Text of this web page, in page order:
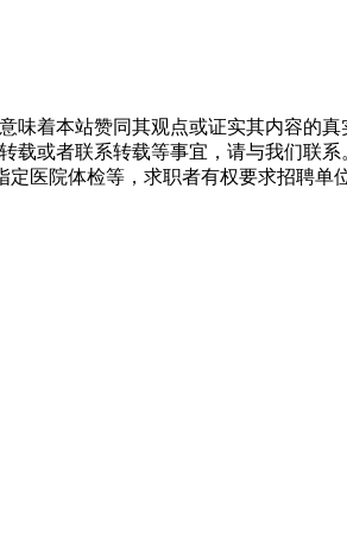
着本站赞同其观点或证实其内容的
载或者联系转载等事宜，请与我们联系
医院体检等，求职者有权要求招聘单